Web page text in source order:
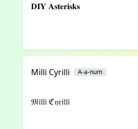
𝐃𝐈𝐘 𝐀𝐬𝐭𝐞𝐫𝐢𝐬𝐤𝐬
Milli Cyrilli A-a-num
𝔐𝔦𝔩𝔩𝔦 ℭ𝔶𝔯𝔦𝔩𝔩𝔦